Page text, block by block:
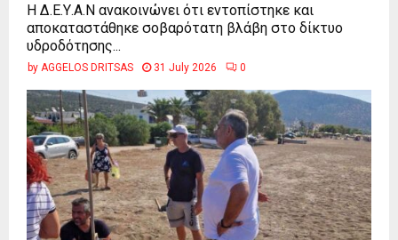
Η Δ.Ε.Υ.Α.Ν ανακοινώνει ότι εντοπίστηκε και
αποκαταστάθηκε σοβαρότατη βλάβη στο δίκτυο
υδροδότησης...
by AGGELOS DRITSAS 31 July 2026 0